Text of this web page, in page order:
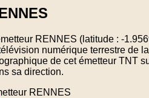
RENNES (latitude : -
numérique terrestre de
de cet émetteur TNT
sa direction.
RENNES